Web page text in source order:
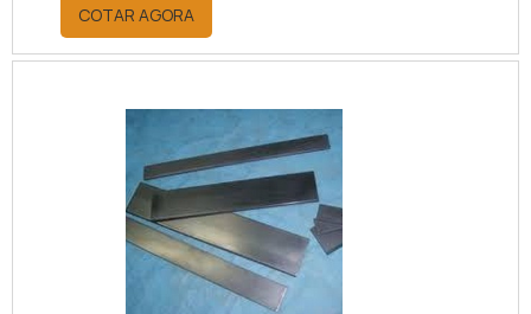
adotado por empresas que
necessitam obter uma máquina
maioria das vezes, ele não existe em
território nacional. SAIBA COMO O
PRODUTO APRESENTA UM ÓTIMO
CUSTO BENEFÍCIOA manutenção
oferece ótima relação de custo-
benefício independente do
segmento. Este equipamento é
COTAR AGORA